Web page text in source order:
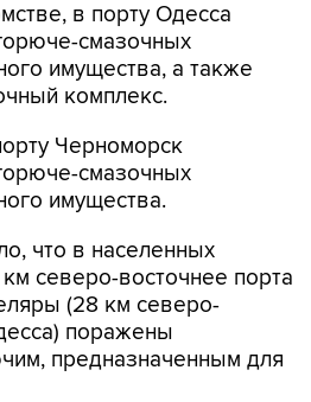
в порту Одесса
смазочных
имущества, а также
комплекс.
Черноморск
смазочных
имущества.
что в населенных
северо-восточнее порта
(28 км северо-
поражены
предназначенным для